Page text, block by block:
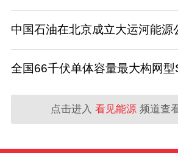
中国石油在北京成立大运河能源
全国66千伏单体容量最大构网
点击进入 看见能源 频道查